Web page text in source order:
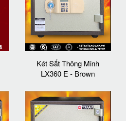
Két Sắt Thông Minh
LX360 E - Brown